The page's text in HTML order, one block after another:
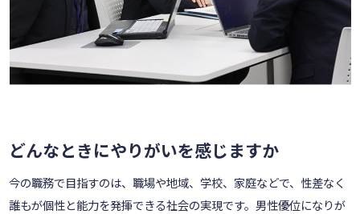
どんなときにやりがいを感じますか
今の職務で目指すのは、職場や地域、学校、家庭などで、性差なく
誰もが個性と能力を発揮できる社会の実現です。男性優位になりが